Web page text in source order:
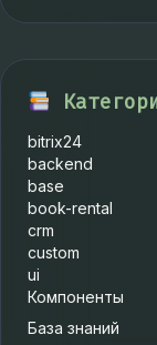
bitrix24
backend
base
book-rental
crm
custom
ui
Компоненты
База знаний